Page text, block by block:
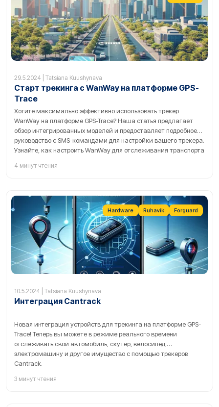
29.5.2024 | Tatsiana Kuushynava
Старт трекинга с WanWay на платформе GPS-
Trace
Хотите максимально эффективно использовать трекер
WanWay на платформе GPS-Trace? Наша статья предлагает
обзор интегрированных моделей и предоставляет подробное
руководство с SMS-командами для настройки вашего трекера.
Узнайте, как настроить WanWay для отслеживания транспорта
Petovik или Forguard, и начните управлять вашими активами
4 минут чтения
10.5.2024 | Tatsiana Kuushynava
Интеграция Cantrack
Новая интеграция устройств для трекинга на платформе GPS-
Trace! Теперь вы можете в режиме реального времени
отслеживать свой автомобиль, скутер, велосипед,
электромашину и другое имущество с помощью трекеров
Cantrack.
Hardware Ruhavik Forguard
3 минут чтения